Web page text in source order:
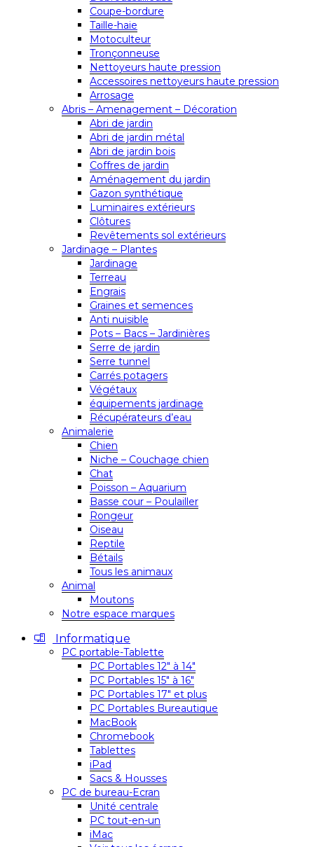
Coupe-bordure
Taille-haie
Motoculteur
Tronçonneuse
Nettoyeurs haute pression
Accessoires nettoyeurs haute pression
Arrosage
Abris – Amenagement – Décoration
Abri de jardin
Abri de jardin métal
Abri de jardin bois
Coffres de jardin
Aménagement du jardin
Gazon synthétique
Luminaires extérieurs
Clôtures
Revêtements sol extérieurs
Jardinage – Plantes
Jardinage
Terreau
Engrais
Graines et semences
Anti nuisible
Pots – Bacs – Jardinières
Serre de jardin
Serre tunnel
Carrés potagers
Végétaux
équipements jardinage
Récupérateurs d’eau
Animalerie
Chien
Niche – Couchage chien
Chat
Poisson – Aquarium
Basse cour – Poulailler
Rongeur
Oiseau
Reptile
Bétails
Tous les animaux
Animal
Moutons
Notre espace marques
Informatique
PC portable-Tablette
PC Portables 12″ à 14″
PC Portables 15″ à 16″
PC Portables 17″ et plus
PC Portables Bureautique
MacBook
Chromebook
Tablettes
iPad
Sacs & Housses
PC de bureau-Ecran
Unité centrale
PC tout-en-un
iMac